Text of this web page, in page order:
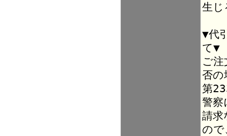
生じ
▼代
て▼
ご
否の
第
警察
請求
ので